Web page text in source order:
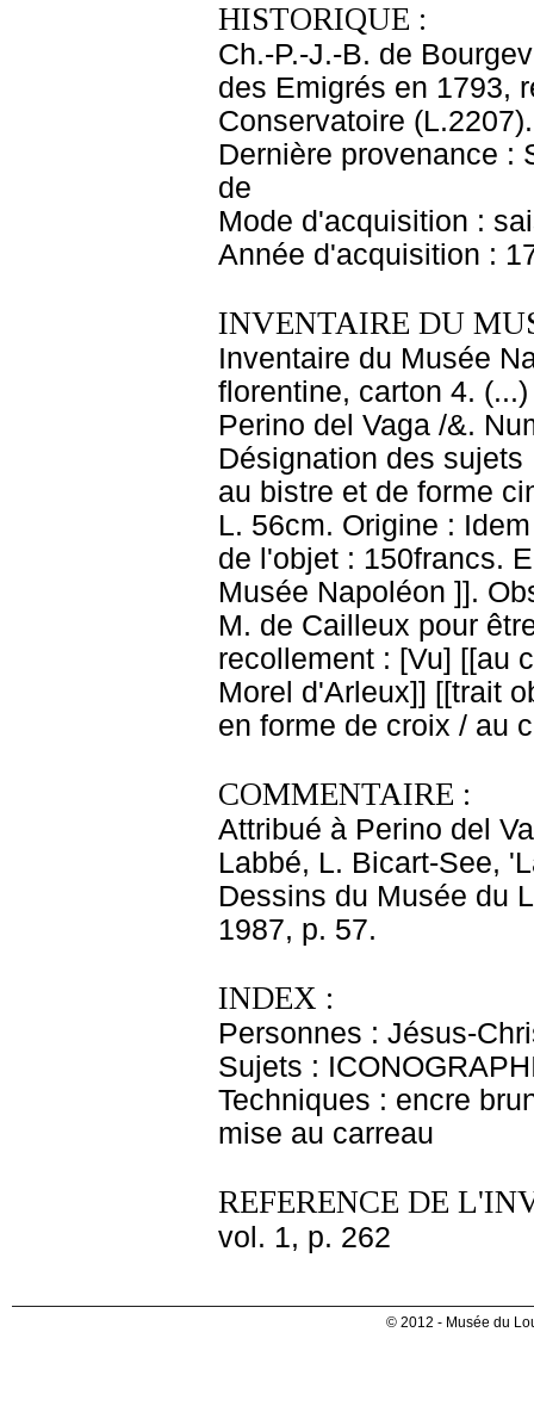
HISTORIQUE :
Ch.-P.-J.-B. de
des Emigrés en 1793,
Conservatoire (L.2207).
Dernière provenance :
de
Mode d'acquisition :
Année d'acquisition :
INVENTAIRE DU
Inventaire du Musée
florentine, carton 4.
Perino del Vaga /&.
Désignation des
au bistre et de forme
L. 56cm. Origine :
de l'objet : 150francs.
Musée Napoléon ]].
M. de Cailleux pour
recollement : [Vu] [[au
Morel d'Arleux]] [[trait
en forme de croix / au
COMMENTAIRE :
Attribué à Perino del
Labbé, L. Bicart-See,
Dessins du Musée du
1987, p. 57.
INDEX :
Personnes : Jésus-
Sujets :
Techniques : encre
mise au carreau
REFERENCE DE
vol. 1, p. 262
© 2012 - Musée du